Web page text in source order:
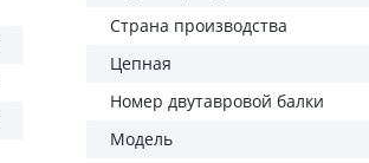
Страна производства
Цепная
Номер двутавровой балки
Модель